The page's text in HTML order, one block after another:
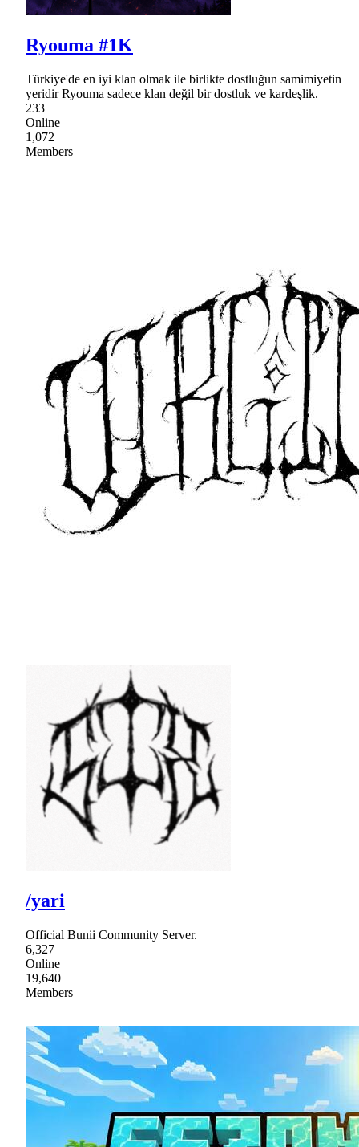
Ryouma #1K
Türkiye'de en iyi klan olmak ile birlikte dostluğun samimiyetin
yeridir Ryouma sadece klan değil bir dostluk ve kardeşlik.
233
Online
1,072
Members
/yari
Official Bunii Community Server.
6,327
Online
19,640
Members